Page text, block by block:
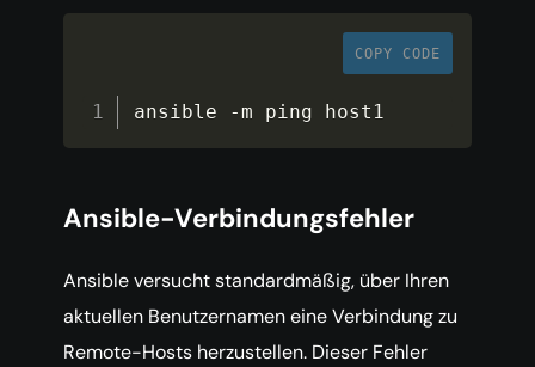
COPY CODE
ansible -m ping host1
Ansible-Verbindungsfehler
Ansible versucht standardmäßig, über Ihren
aktuellen Benutzernamen eine Verbindung zu
Remote-Hosts herzustellen. Dieser Fehler